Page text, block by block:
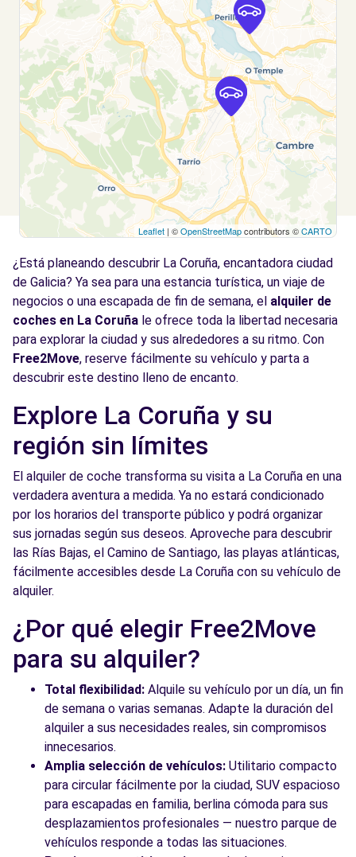
Culleredo, 15189
Ver agencia
Leaflet | ©OpenStreetMapcontributors ©CARTO
¿Está planeando descubrir La Coruña, encantadora ciudad
de Galicia? Ya sea para una estancia turística, un viaje de
negocios o una escapada de fin de semana, el alquiler de
coches en La Coruña le ofrece toda la libertad necesaria
para explorar la ciudad y sus alrededores a su ritmo. Con
Free2Move, reserve fácilmente su vehículo y parta a
descubrir este destino lleno de encanto.
Explore La Coruña y su
región sin límites
El alquiler de coche transforma su visita a La Coruña en una
verdadera aventura a medida. Ya no estará condicionado
por los horarios del transporte público y podrá organizar
sus jornadas según sus deseos. Aproveche para descubrir
las Rías Bajas, el Camino de Santiago, las playas atlánticas,
fácilmente accesibles desde La Coruña con su vehículo de
alquiler.
¿Por qué elegir Free2Move
para su alquiler?
Total flexibilidad: Alquile su vehículo por un día, un fin
de semana o varias semanas. Adapte la duración del
alquiler a sus necesidades reales, sin compromisos
innecesarios.
Amplia selección de vehículos: Utilitario compacto
para circular fácilmente por la ciudad, SUV espacioso
para escapadas en familia, berlina cómoda para sus
desplazamientos profesionales — nuestro parque de
vehículos responde a todas las situaciones.